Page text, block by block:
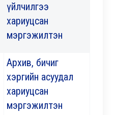
үйлчилгээ
хариуцсан
мэргэжилтэн
Архив, бичиг
хэргийн асуудал
хариуцсан
мэргэжилтэн